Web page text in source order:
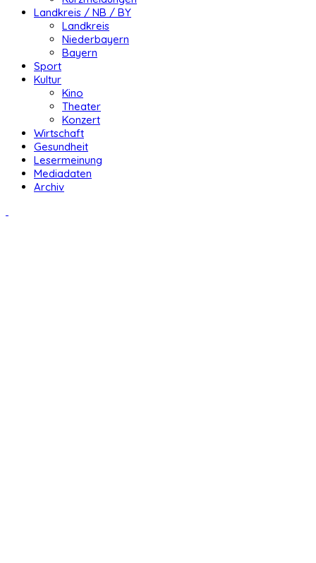
Landkreis / NB / BY
Landkreis
Niederbayern
Bayern
Sport
Kultur
Kino
Theater
Konzert
Wirtschaft
Gesundheit
Lesermeinung
Mediadaten
Archiv